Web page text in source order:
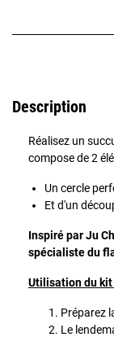
Description
Réalisez un
compose de 2
Un cercle
Et d'un
Inspiré par Ju
spécialiste du
Utilisation du
Préparez
Le